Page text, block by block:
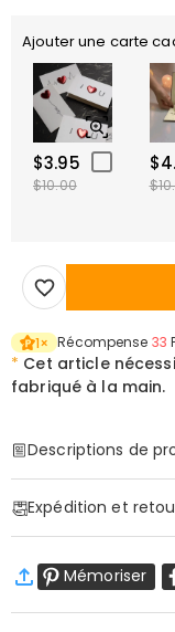
Ajouter une carte
$3.95
$10.00
1× Récompense 33
* Cet article
fabriqué à la main.
Descriptions de
Un Collier de
Célébrer Sa
Présentation
Expédition et
Livraison standard:9-18
Mémoriser